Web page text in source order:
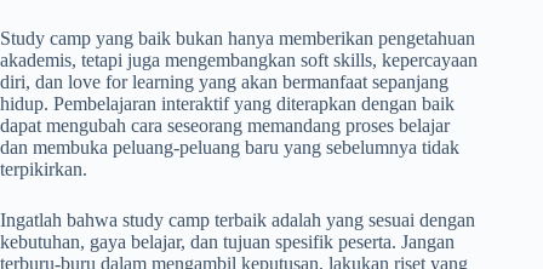
Study camp yang baik bukan hanya memberikan pengetahuan
akademis, tetapi juga mengembangkan soft skills, kepercayaan
diri, dan love for learning yang akan bermanfaat sepanjang
hidup. Pembelajaran interaktif yang diterapkan dengan baik
dapat mengubah cara seseorang memandang proses belajar
dan membuka peluang-peluang baru yang sebelumnya tidak
terpikirkan.
Ingatlah bahwa study camp terbaik adalah yang sesuai dengan
kebutuhan, gaya belajar, dan tujuan spesifik peserta. Jangan
terburu-buru dalam mengambil keputusan, lakukan riset yang